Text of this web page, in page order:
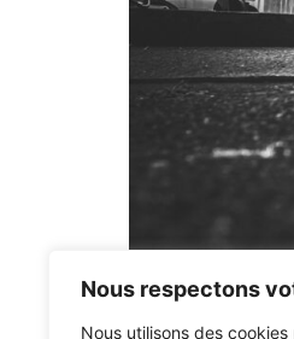
Nous respectons
Nous utilisons des
Tester une bobine
suivant ces étapes,